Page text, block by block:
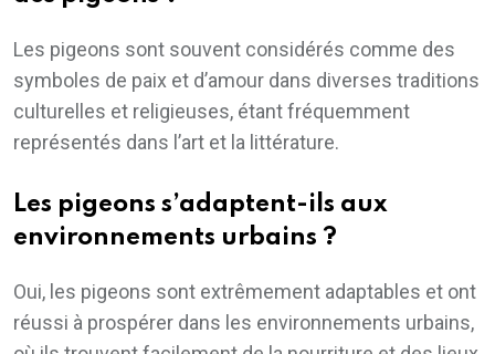
Les pigeons sont souvent considérés comme des
symboles de paix et d’amour dans diverses traditions
culturelles et religieuses, étant fréquemment
représentés dans l’art et la littérature.
Les pigeons s’adaptent-ils aux
environnements urbains ?
Oui, les pigeons sont extrêmement adaptables et ont
réussi à prospérer dans les environnements urbains,